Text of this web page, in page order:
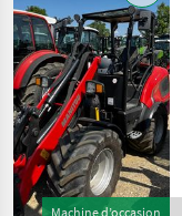
Machine d’occasion